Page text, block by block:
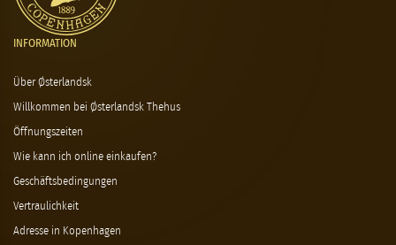
INFORMATION
Über Østerlandsk
Willkommen bei Østerlandsk Thehus
Öffnungszeiten
Wie kann ich online einkaufen?
Geschäftsbedingungen
Vertraulichkeit
Adresse in Kopenhagen